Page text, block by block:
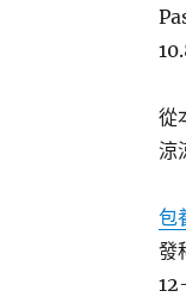
從
涼
包
發